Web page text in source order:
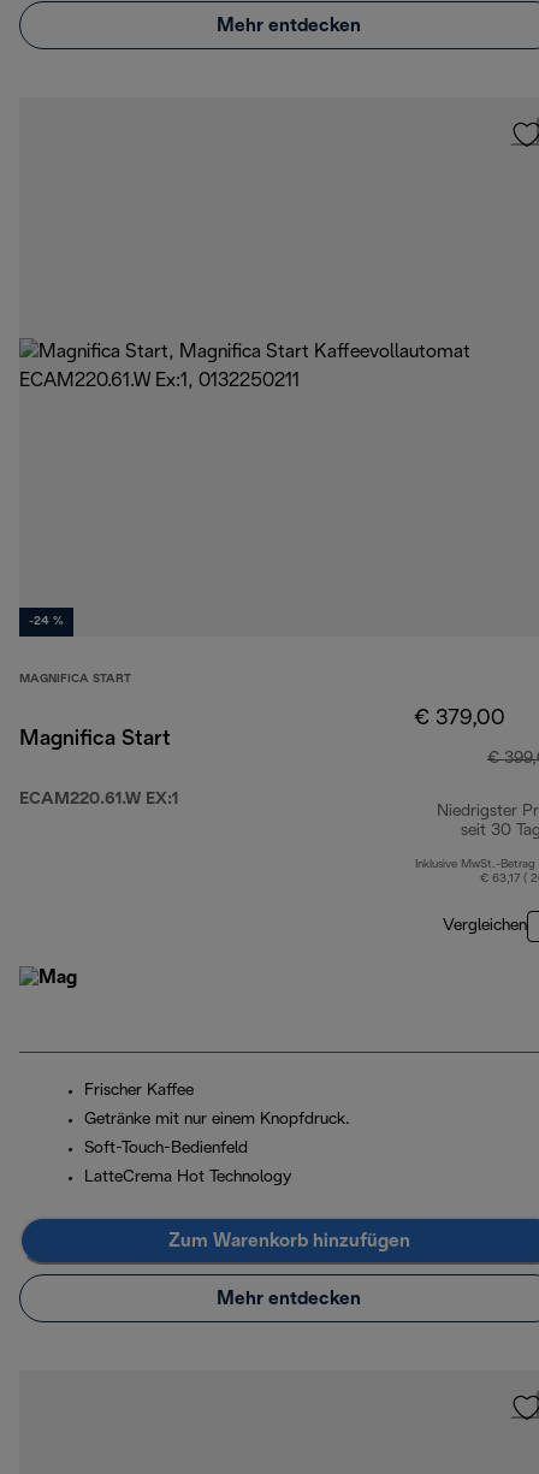
Mehr entdecken
-24 %
MAGNIFICA START
Magnifica Start
ECAM220.61.W EX:1
€ 379,00
€
Niedrigster
seit 30
Inklusive MwSt.-Betrag
€ 63,17 (
Vergleichen
Frischer Kaffee
Getränke mit nur einem Knopfdruck.
Soft-Touch-Bedienfeld
LatteCrema Hot Technology
Zum Warenkorb hinzufügen
Mehr entdecken